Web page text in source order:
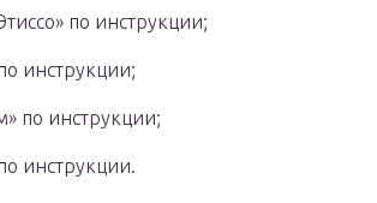
по инструкции;
инструкции;
по инструкции;
инструкции.